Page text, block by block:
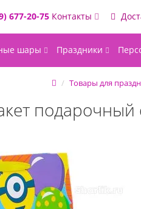
677-20-75 Контакты
шары Праздники
Товары для